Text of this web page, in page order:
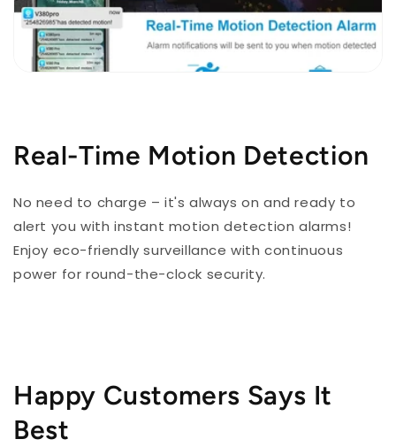
Real-Time Motion Detection
No need to charge – it's always on and ready to
alert you with instant motion detection alarms!
Enjoy eco-friendly surveillance with continuous
power for round-the-clock security.
Happy Customers Says It
Best